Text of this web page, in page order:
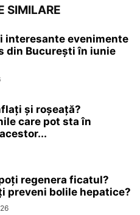
SIMILARE
interesante evenimente
din București în iunie
și roșeață?
care pot sta în
regenera ficatul?
preveni bolile hepatice?